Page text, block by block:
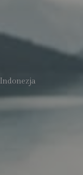
Indonezja